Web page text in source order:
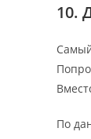
10.
По